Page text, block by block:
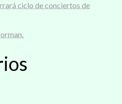
ciclo de conciertos de